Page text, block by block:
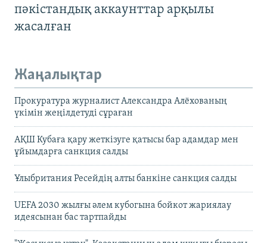
пәкістандық аккаунттар арқылы
жасалған
Жаңалықтар
Прокуратура журналист Александра Алёхованың
үкімін жеңілдетуді сұраған
АҚШ Кубаға қару жеткізуге қатысы бар адамдар мен
ұйымдарға санкция салды
Ұлыбритания Ресейдің алты банкіне санкция салды
UEFA 2030 жылғы әлем кубогына бойкот жариялау
идеясынан бас тартпайды